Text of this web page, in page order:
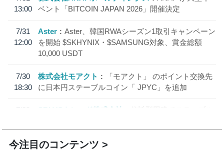
13:00
ベント「BITCOIN JAPAN 2026」開催決定
7/31
12:00
Aster
Aster、韓国RWAシーズン1取引キャンペーン
を開始 $SKHYNIX・$SAMSUNG対象、賞金総額
10,000 USDT
7/30
18:30
株式会社モアクト
「モアクト」 のポイント交換先
に日本円ステーブルコイン「 JPYC」を追加
7/29
SBI VCトレード株式会社
信託型円建てステーブル
今注目のコンテンツ